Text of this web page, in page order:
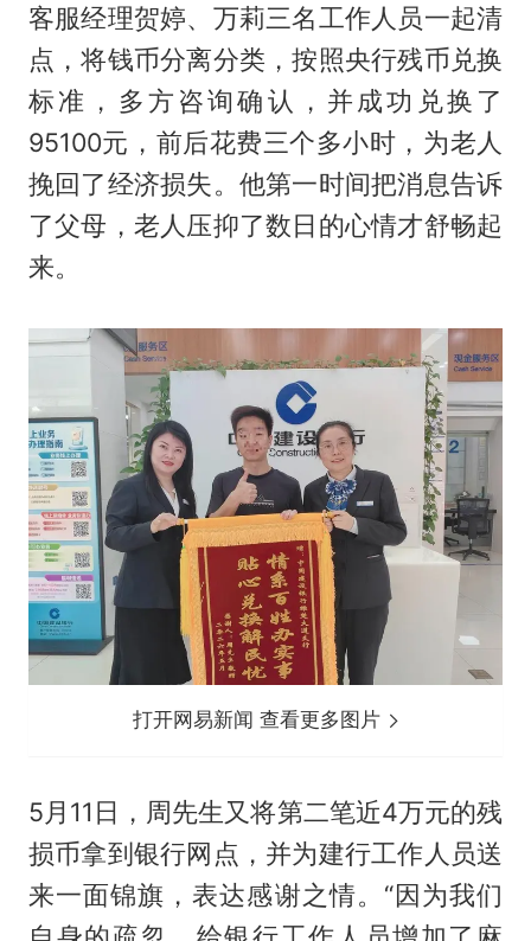
客服经理贺婷、万莉三名工作人员一起清
点，将钱币分离分类，按照央行残币兑换
标准，多方咨询确认，并成功兑换了
95100元，前后花费三个多小时，为老人
挽回了经济损失。他第一时间把消息告诉
了父母，老人压抑了数日的心情才舒畅起
来。
打开网易新闻 查看更多图片
5月11日，周先生又将第二笔近4万元的残
损币拿到银行网点，并为建行工作人员送
来一面锦旗，表达感谢之情。“因为我们